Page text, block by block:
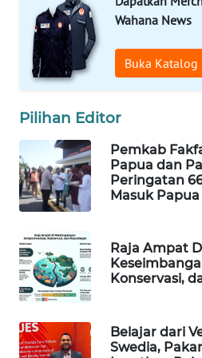
Wahana News
Buka Katalog
Pilihan Editor
Pemkab
Papua dan
Peringatan
Masuk Papua
Raja Ampat
Konservasi,
Belajar dari
Swedia,
MAWAKA
ID
NET
PLN
WATCH
LPKKI
LKKI
KOPEKLIN